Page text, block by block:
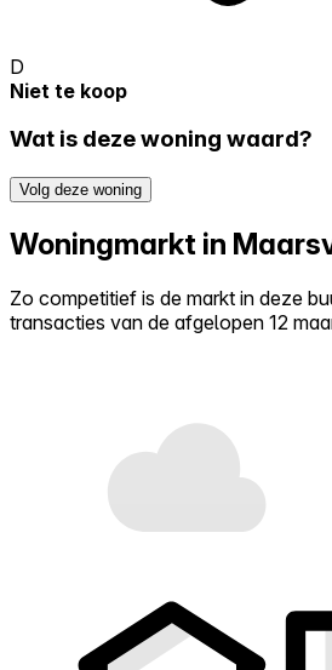
D
Niet te koop
Wat is deze woning waard?
Volg deze woning
Woningmarkt in
Zo competitief is de markt in deze
transacties van de afgelopen 12